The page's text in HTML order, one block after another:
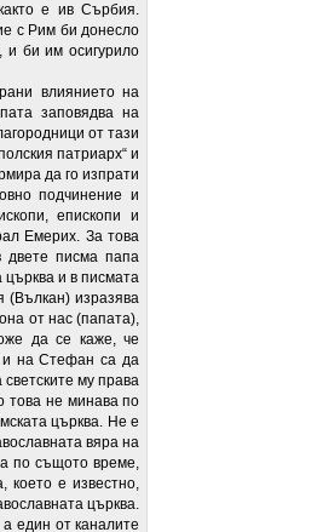
е ив Сърбия.
с Рим би донесло
и би им осигурило
влиянието на
заповядва на
от тази
патриарх“ и
да го изпрати
подчинение и
епископи и
Емерих. За това
двете писма папа
и в писмата
(Вълкан) изразява
от нас (папата),
да се каже, че
и на Стефан са да
му права
това не минава по
църква. Не е
вяра на
по същото време,
което е известно,
църква.
един от каналите